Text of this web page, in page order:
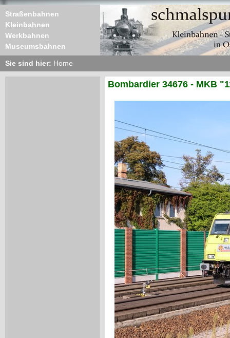
Straßenbahnen
Kleinbahnen
Werkbahnen
Museumsbahnen
Sie sind hier: Home
Bombardier 34676 - MKB